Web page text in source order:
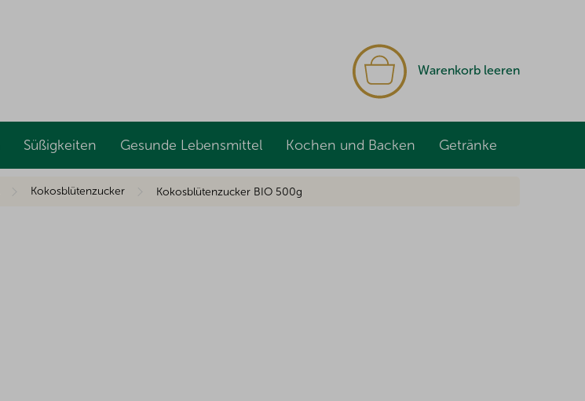
Warenkorb leeren
Süßigkeiten Gesunde Lebensmittel Kochen und Backen Getränke
Kokosblütenzucker Kokosblütenzucker BIO 500g